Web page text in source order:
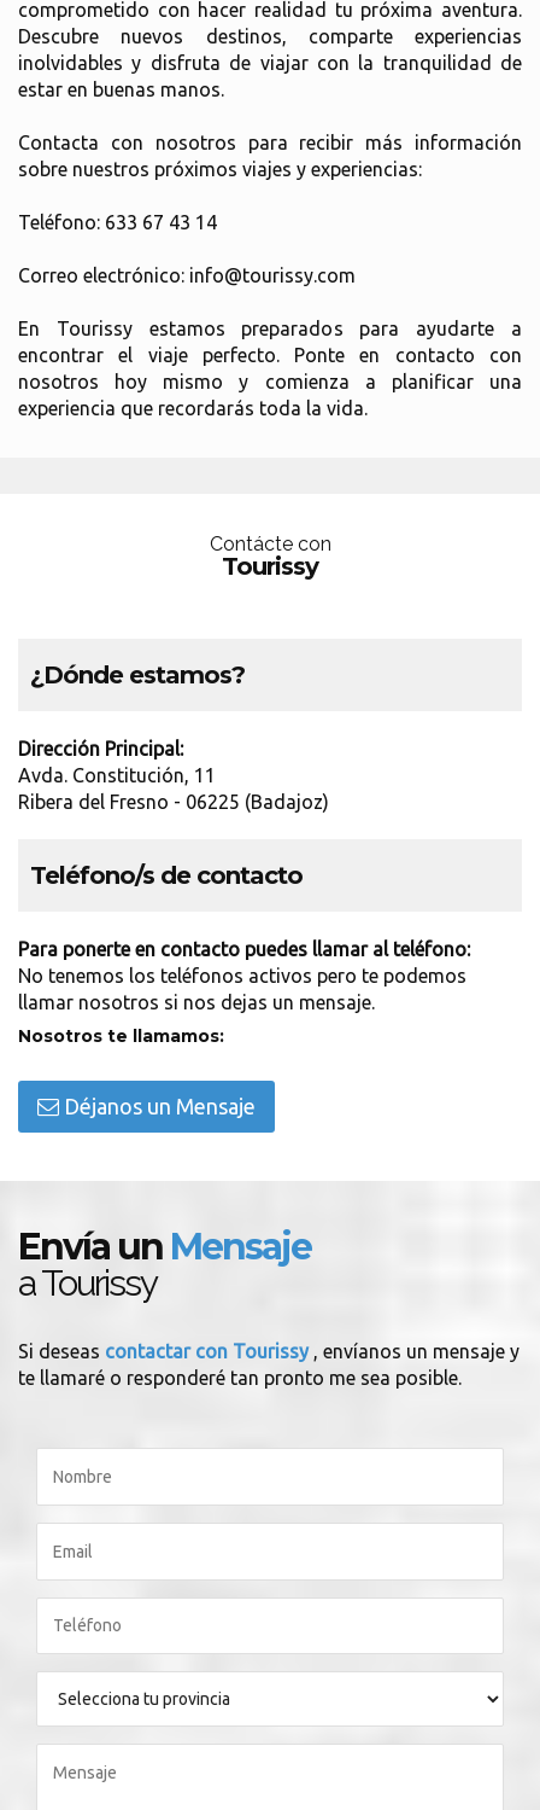
comprometido con hacer realidad tu próxima aventura.
Descubre nuevos destinos, comparte experiencias
inolvidables y disfruta de viajar con la tranquilidad de
estar en buenas manos.
Contacta con nosotros para recibir más información
sobre nuestros próximos viajes y experiencias:
Teléfono: 633 67 43 14
Correo electrónico: info@tourissy.com
En Tourissy estamos preparados para ayudarte a
encontrar el viaje perfecto. Ponte en contacto con
nosotros hoy mismo y comienza a planificar una
experiencia que recordarás toda la vida.
Contácte con
Tourissy
¿Dónde estamos?
Dirección Principal:
Avda. Constitución, 11
Ribera del Fresno - 06225 (Badajoz)
Teléfono/s de contacto
Para ponerte en contacto puedes llamar al teléfono:
No tenemos los teléfonos activos pero te podemos
llamar nosotros si nos dejas un mensaje.
Nosotros te llamamos:
Déjanos un Mensaje
Envía un Mensaje
a Tourissy
Si deseas contactar con Tourissy , envíanos un mensaje y
te llamaré o responderé tan pronto me sea posible.